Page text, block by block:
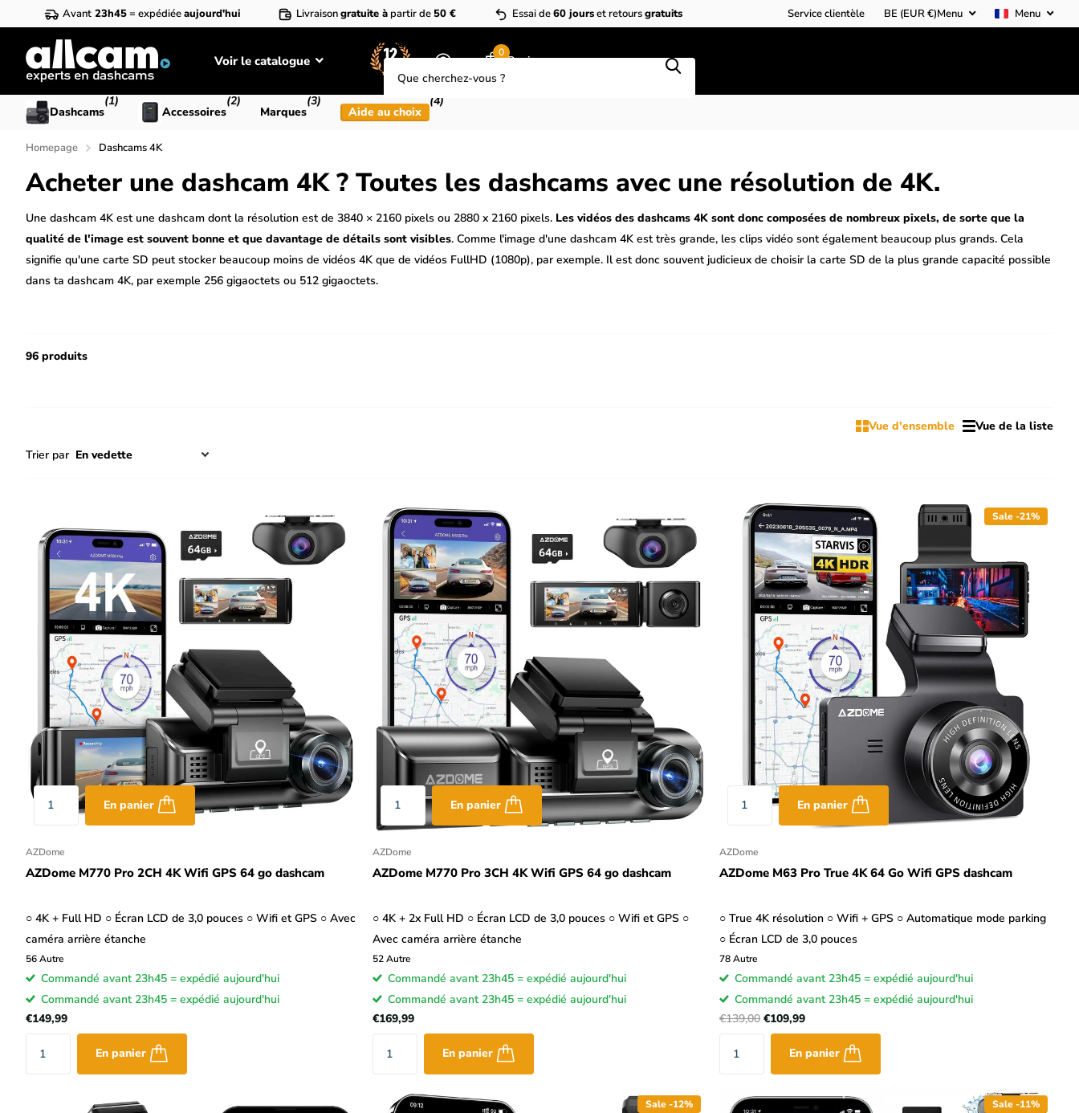
Avant 23h45= expédiéeaujourd'hui Livraisongratuite à partir de 50 € Essai de60 jourset retoursgratuits Service clientèle BE (EUR €)Menu Menu
Voir le catalogue
Que cherchez-vous?
0
Panier
Dashcams
(1)
Accessoires
(2)
Marques
(3)
Aide au choix
(4)
Homepage Dashcams 4K
Acheter une dashcam 4K ? Toutes les dashcams avec une résolution de 4K.
Une dashcam 4K est une dashcam dont la résolution est de 3840 × 2160 pixels ou 2880 x 2160 pixels. Les vidéos des dashcams 4K sont donc composées de nombreux pixels, de sorte que la
qualité de l'image est souvent bonne et que davantage de détails sont visibles. Comme l'image d'une dashcam 4K est très grande, les clips vidéo sont également beaucoup plus grands. Cela
signifie qu'une carte SD peut stocker beaucoup moins de vidéos 4K que de vidéos FullHD (1080p), par exemple. Il est donc souvent judicieux de choisir la carte SD de la plus grande capacité possible
dans ta dashcam 4K, par exemple 256 gigaoctets ou 512 gigaoctets.
96 produits
Vue d'ensemble
Vue de la liste
Trier par
En panier
AZDome
AZDome M770 Pro 2CH 4K Wifi GPS 64 go dashcam
○ 4K + Full HD ○ Écran LCD de 3,0 pouces ○ Wifi et GPS ○ Avec
caméra arrière étanche
56Autre
Commandé avant 23h45 = expédié aujourd'hui
Commandé avant 23h45 = expédié aujourd'hui
€149,99
En panier
En panier
AZDome
AZDome M770 Pro 3CH 4K Wifi GPS 64 go dashcam
○ 4K + 2x Full HD ○ Écran LCD de 3,0 pouces ○ Wifi et GPS ○
Avec caméra arrière étanche
52Autre
Commandé avant 23h45 = expédié aujourd'hui
Commandé avant 23h45 = expédié aujourd'hui
€169,99
En panier
Sale -21%
En panier
AZDome
AZDome M63 Pro True 4K 64 Go Wifi GPS dashcam
○ True 4K résolution ○ Wifi + GPS ○ Automatique mode parking
○ Écran LCD de 3,0 pouces
78Autre
Commandé avant 23h45 = expédié aujourd'hui
Commandé avant 23h45 = expédié aujourd'hui
€139,00 €109,99
En panier
Sale -12% Sale -11%